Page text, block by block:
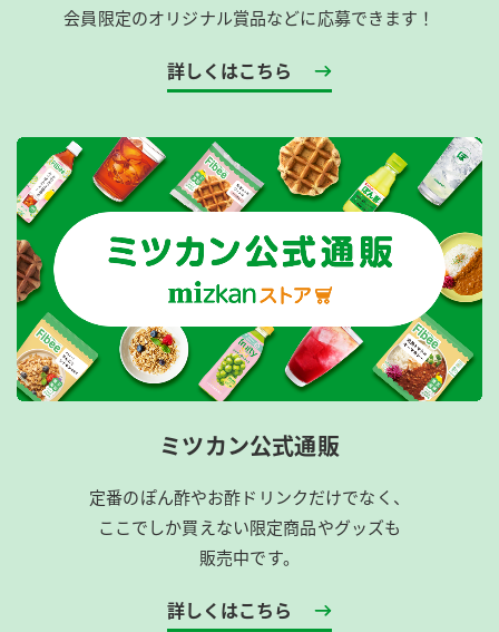
会員限定のオリジナル賞品などに応募できます！
詳しくはこちら
ミツカン公式通販
定番のぽん酢やお酢ドリンクだけでなく、
ここでしか買えない限定商品やグッズも
販売中です。
詳しくはこちら